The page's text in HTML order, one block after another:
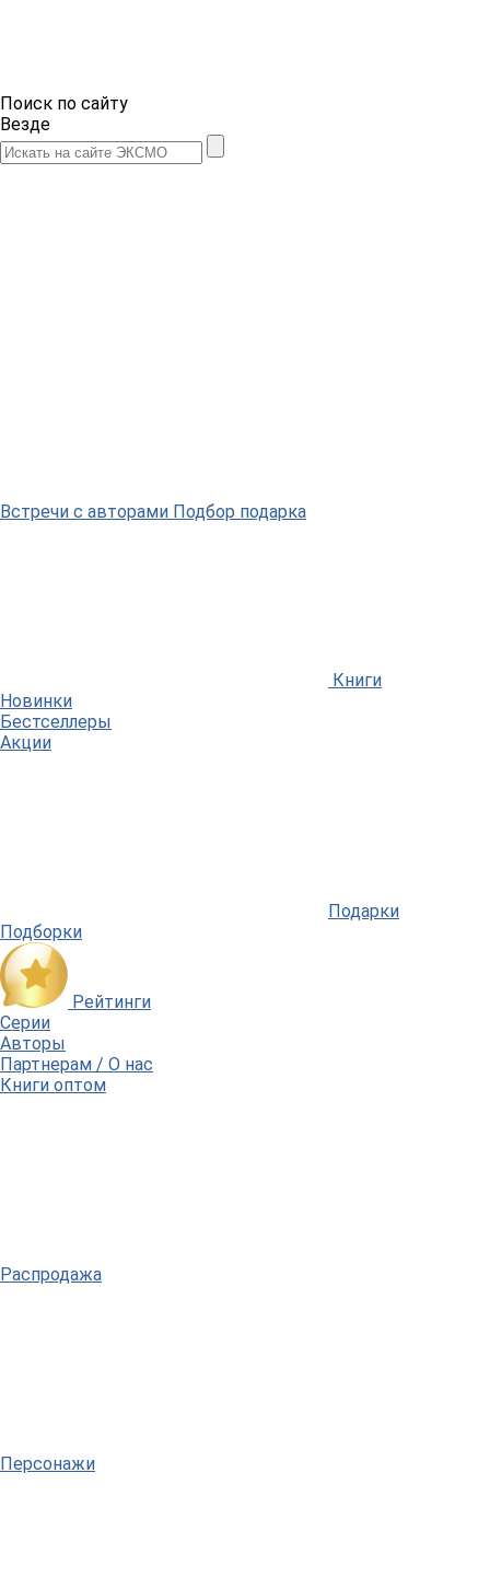
Поиск по сайту
Везде
Встречи с авторами Подбор подарка
Книги
Новинки
Бестселлеры
Акции
Подарки
Подборки
Рейтинги
Серии
Авторы
Партнерам / О нас
Книги оптом
Распродажа
Персонажи